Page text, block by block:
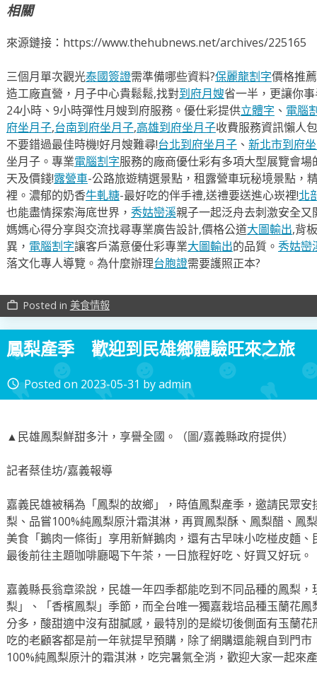
相關
來源鏈接：https://www.thehubnews.net/archives/225165
三個月單次觀光泰國簽證需準備哪些資料?保麗龍割字價格推
造工廠直營，月子中心貴鬆鬆,找對到府月嫂省一半，更讓你
24小時、9小時彈性月嫂到府服務。優仕彩提供立體字 、 電腦
府坐月子,台南到府坐月子,高雄到府坐月子收費服務資訊懶人
不要錯過最佳時機!好月嫂難尋!台北到府坐月子、 新北市到府
坐月子。專業電腦割字服務的廠商優仕彩有多項大型展覽會場
天及價錢!露營車-公路旅遊精選景點，租露營車玩秘境景點，
裡。濃郁的奶香牛軋糖-最好吃的伴手禮,送禮要送進心崁裡!北
也能盡情探索海底世界， 秀姑巒溪親子一起泛舟去​刺激安全
媽媽心得分享與交流找尋專業廣告設計,價格公道大圖輸出,背
異， 電腦割字讓客戶滿意優仕彩專業大圖輸出的品質。 秀姑巒
落文化專人導覽。為什麼辦理台胞證需要護照正本?
work_outline Posted in 美食情報
鳳梨產季 歡迎到民雄鄉體驗旺來之旅
access_time Posted on 2023-05-31 byadmin
▲民雄鳳梨鮮甜多汁，享譽全國。（圖/嘉義縣政府提供）
記者蔡佳坊/嘉義報導
嘉義民雄被稱為「鳳梨的故鄉」，時值鳳梨產季，邀請民眾
梨、品嘗100%純鳳梨原汁霜淇淋，再買鳳梨酥、鳳梨醋、鳳
美食「鵝肉一條街」享用新鮮鵝肉，還有古早味小吃椪皮麵
最後前往主題咖啡廳喝下午茶，一日旅程好吃、好買又好玩。
嘉義縣長翁章梁說，民雄一年四季都能吃到不同品種的鳳梨
梨」、「香檳鳳梨」季節，而全台唯一獨嘉栽培品種玉蘭花
分多，酸甜適中沒有甜膩感，最特別的是縱切後側面有玉蘭
吃的老顧客都是前一年就提早預購，除了網購還能親自到門
100%純鳳梨原汁的霜淇淋，吃完暑氣全消，歡迎大家一起來